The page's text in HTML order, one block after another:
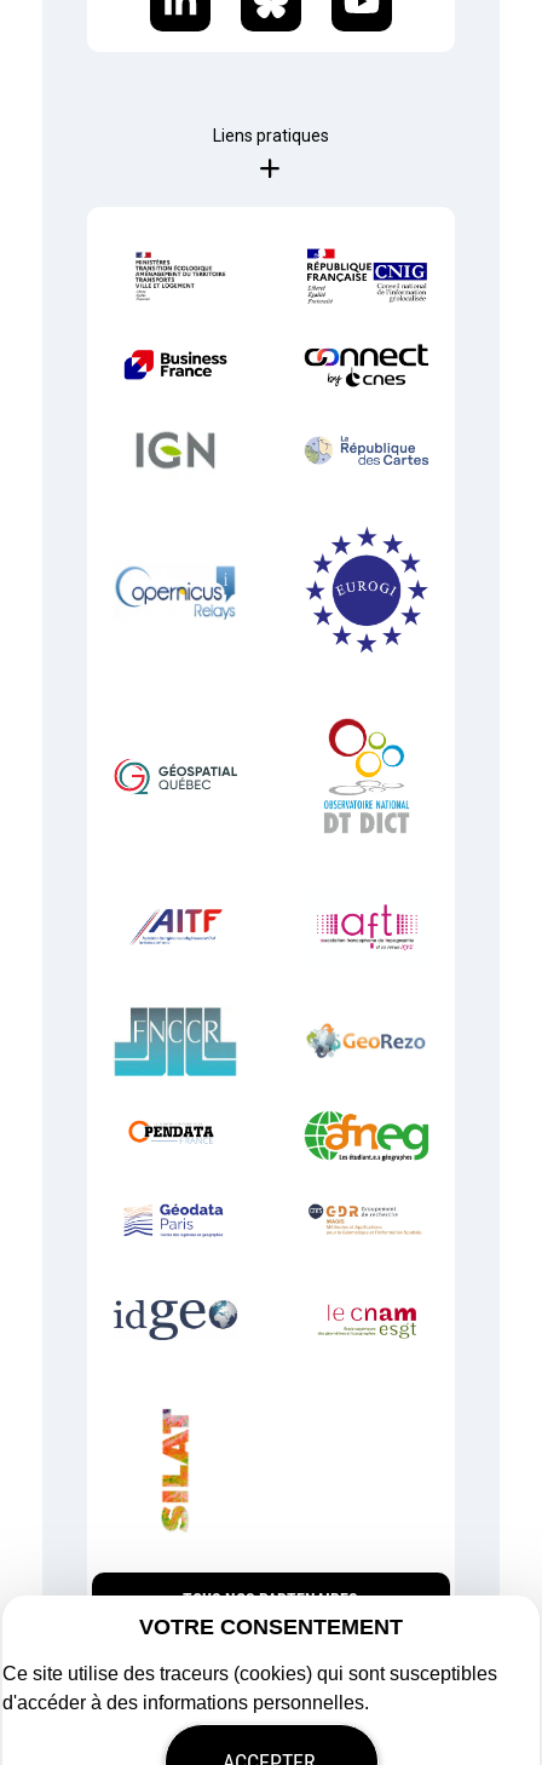
Liens pratiques
TOUS NOS PARTENAIRES
VOTRE CONSENTEMENT
Ce site utilise des traceurs (cookies) qui sont susceptibles
d'accéder à des informations personnelles.